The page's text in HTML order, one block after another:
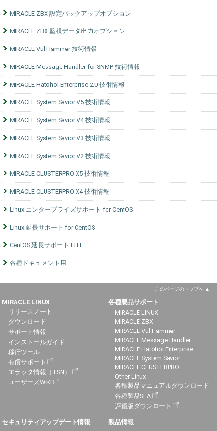
MIRACLE ZBX 設定バックアップオプション
MIRACLE ZBX 監視データ出力オプション
MIRACLE Vul Hammer 技術情報
MIRACLE Message Handler for SNMP 技術情報
MIRACLE Hatohol Enterprise 2.0 技術情報
MIRACLE System Savior V5 技術情報
MIRACLE System Savior V4 技術情報
MIRACLE System Savior V3 技術情報
MIRACLE System Savior V2 技術情報
MIRACLE CLUSTERPRO X5 技術情報
MIRACLE CLUSTERPRO X4 技術情報
Linux エンタープライズサポート for CentOS
Linux 延長サポート for CentOS
CentOS 延長サポート LITE
各種ドキュメント用
このページのトップへ
MIRACLE LINUX
リリースノート
ダウンロード
サポート情報
インストールガイド
移行ツール
有償サポート
エラッタ情報（TSN）
ユーザーズWiKi
各種製品サポート
MIRACLE LINUX
MIRACLE ZBX
MIRACLE Vul Hammer
MIRACLE Message Handler
MIRACLE Hatohol Enterprise
MIRACLE System Savior
MIRACLE CLUSTERPRO
Other Linux
各種製品マニュアルダウンロード
各種製品SLA
評価版ダウンロード
セキュリティアップデート情報 製品情報